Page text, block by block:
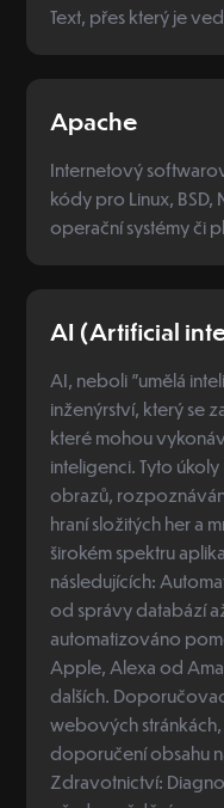
Text, přes který je
Apache
Internetový
kódy pro Linux,
operační systémy či
AI (Artificial
AI, neboli "umělá
inženýrství, který se
které mohou
inteligenci. Tyto
obrazů,
hraní složitých her a
širokém spektru
následujících:
od správy databází
automatizováno
Apple, Alexa od
dalších.
webových
doporučení obsahu
Zdravotnictví: